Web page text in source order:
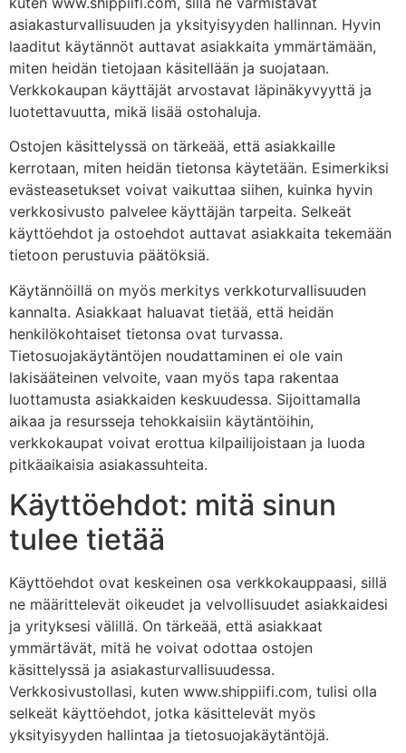
asiakasturvallisuuden ja yksityisyyden hallinnan. Hyvin
laaditut käytännöt auttavat asiakkaita ymmärtämään,
miten heidän tietojaan käsitellään ja suojataan.
Verkkokaupan käyttäjät arvostavat läpinäkyvyyttä ja
luotettavuutta, mikä lisää ostohaluja.
Ostojen käsittelyssä on tärkeää, että asiakkaille
kerrotaan, miten heidän tietonsa käytetään. Esimerkiksi
evästeasetukset voivat vaikuttaa siihen, kuinka hyvin
verkkosivusto palvelee käyttäjän tarpeita. Selkeät
käyttöehdot ja ostoehdot auttavat asiakkaita tekemään
tietoon perustuvia päätöksiä.
Käytännöillä on myös merkitys verkkoturvallisuuden
kannalta. Asiakkaat haluavat tietää, että heidän
henkilökohtaiset tietonsa ovat turvassa.
Tietosuojakäytäntöjen noudattaminen ei ole vain
lakisääteinen velvoite, vaan myös tapa rakentaa
luottamusta asiakkaiden keskuudessa. Sijoittamalla
aikaa ja resursseja tehokkaisiin käytäntöihin,
verkkokaupat voivat erottua kilpailijoistaan ja luoda
pitkäaikaisia asiakassuhteita.
Käyttöehdot: mitä sinun
tulee tietää
Käyttöehdot ovat keskeinen osa verkkokauppaasi, sillä
ne määrittelevät oikeudet ja velvollisuudet asiakkaidesi
ja yrityksesi välillä. On tärkeää, että asiakkaat
ymmärtävät, mitä he voivat odottaa ostojen
käsittelyssä ja asiakasturvallisuudessa.
Verkkosivustollasi, kuten www.shippiifi.com, tulisi olla
selkeät käyttöehdot, jotka käsittelevät myös
yksityisyyden hallintaa ja tietosuojakäytäntöjä.